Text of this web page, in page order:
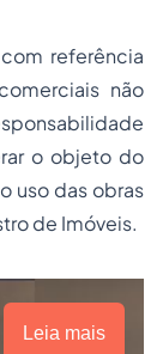
referência
não
o objeto do
uso das obras
de Imóveis.
Leia mais